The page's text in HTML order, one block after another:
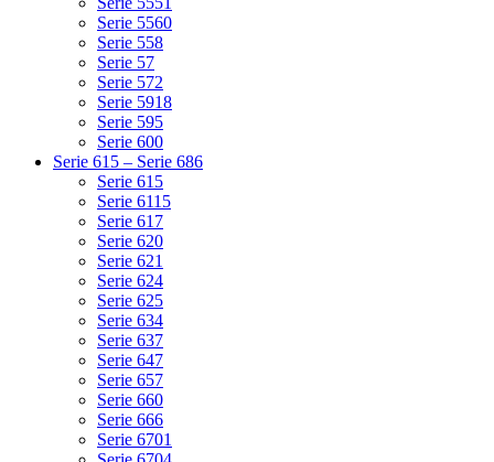
Serie 5560
Serie 558
Serie 57
Serie 572
Serie 5918
Serie 595
Serie 600
Serie 615 – Serie 686
Serie 615
Serie 6115
Serie 617
Serie 620
Serie 621
Serie 624
Serie 625
Serie 634
Serie 637
Serie 647
Serie 657
Serie 660
Serie 666
Serie 6701